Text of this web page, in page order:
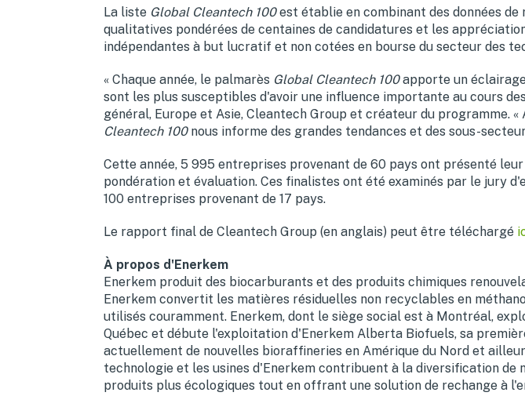
La liste Global Cleantech 100 est établie en combinant des données
qualitatives pondérées de centaines de candidatures et les
indépendantes à but lucratif et non cotées en bourse du secteur des
« Chaque année, le palmarès Global Cleantech 100 apporte un
sont les plus susceptibles d'avoir une influence importante au cours
général, Europe et Asie, Cleantech Group et créateur du programme.
Cleantech 100 nous informe des grandes tendances et des sous-
Cette année, 5 995 entreprises provenant de 60 pays ont présenté
pondération et évaluation. Ces finalistes ont été examinés par le jury
100 entreprises provenant de 17 pays.
Le rapport final de Cleantech Group (en anglais) peut être téléchargé
À propos d'Enerkem
Enerkem produit des biocarburants et des produits chimiques
Enerkem convertit les matières résiduelles non recyclables en
utilisés couramment. Enerkem, dont le siège social est à Montréal,
Québec et débute l'exploitation d'Enerkem Alberta Biofuels, sa
actuellement de nouvelles bioraffineries en Amérique du Nord et
technologie et les usines d'Enerkem contribuent à la diversification
produits plus écologiques tout en offrant une solution de rechange à